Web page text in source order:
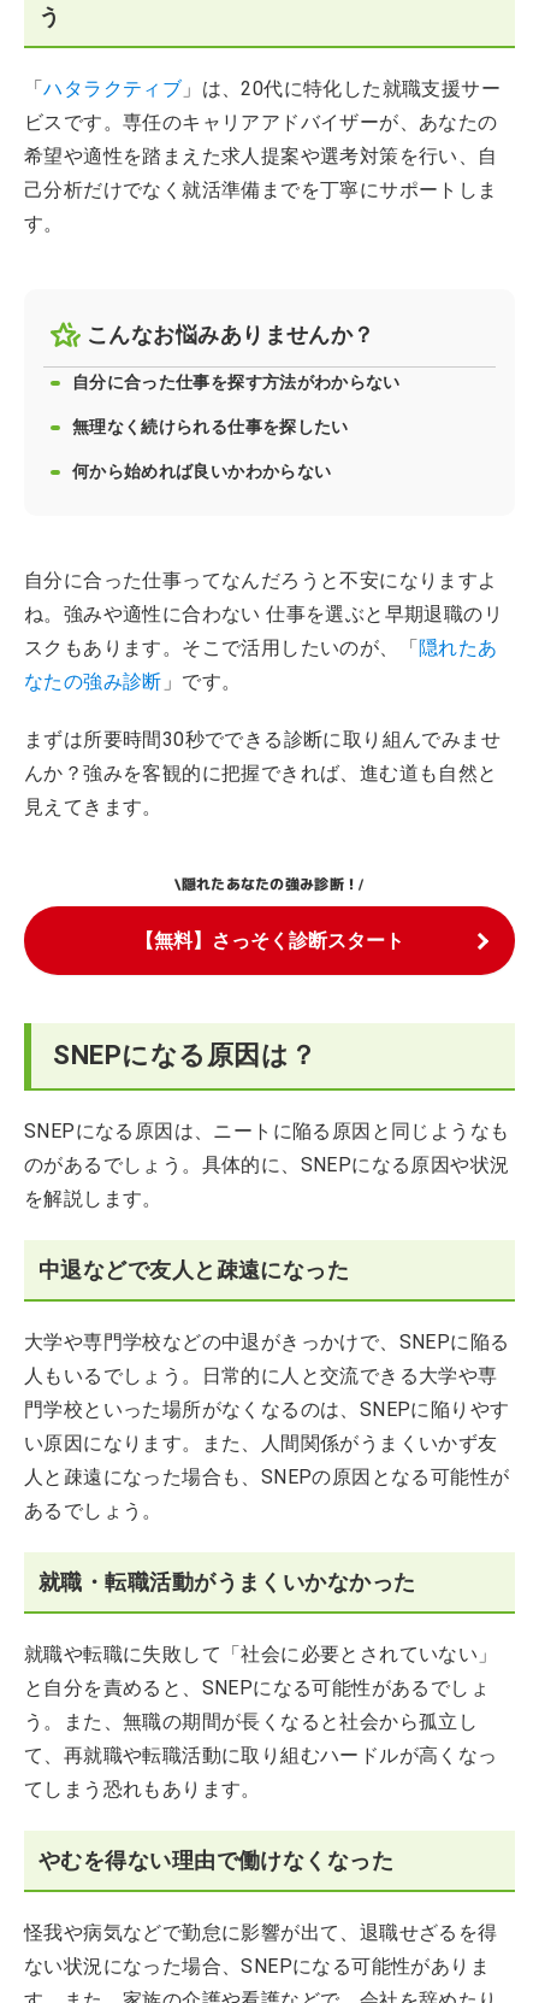
う
「ハタラクティブ 」は、20代に特化した就職支援サー
ビスです。専任のキャリアアドバイザーが、あなたの
希望や適性を踏まえた求人提案や選考対策を行い、自
己分析だけでなく就活準備までを丁寧にサポートしま
す。
こんなお悩みありませんか？
自分に合った仕事を探す方法がわからない
無理なく続けられる仕事を探したい
何から始めれば良いかわからない
自分に合った仕事ってなんだろうと不安になりますよ
ね。強みや適性に合わない 仕事を選ぶと早期退職のリ
スクもあります。そこで活用したいのが、「隠れたあ
なたの強み診断 」です。
まずは所要時間30秒でできる診断に取り組んでみませ
んか？強みを客観的に把握できれば、進む道も自然と
見えてきます。
\隠れたあなたの強み診断！/
【無料】さっそく診断スタート
SNEPになる原因は？
SNEPになる原因は、ニートに陥る原因と同じようなも
のがあるでしょう。具体的に、SNEPになる原因や状況
を解説します。
中退などで友人と疎遠になった
大学や専門学校などの中退がきっかけで、SNEPに陥る
人もいるでしょう。日常的に人と交流できる大学や専
門学校といった場所がなくなるのは、SNEPに陥りやす
い原因になります。また、人間関係がうまくいかず友
人と疎遠になった場合も、SNEPの原因となる可能性が
あるでしょう。
就職・転職活動がうまくいかなかった
就職や転職に失敗して「社会に必要とされていない」
と自分を責めると、SNEPになる可能性があるでしょ
う。また、無職の期間が長くなると社会から孤立し
て、再就職や転職活動に取り組むハードルが高くなっ
てしまう恐れもあります。
やむを得ない理由で働けなくなった
怪我や病気などで勤怠に影響が出て、退職せざるを得
ない状況になった場合、SNEPになる可能性がありま